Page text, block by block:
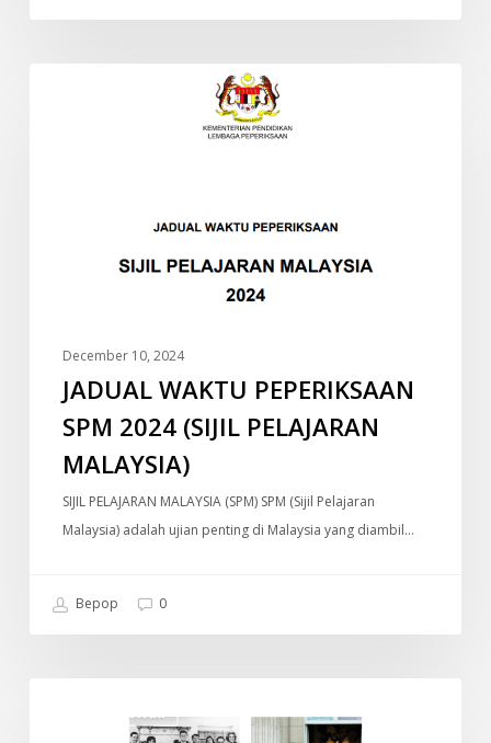
December 10, 2024
JADUAL WAKTU PEPERIKSAAN
SPM 2024 (SIJIL PELAJARAN
MALAYSIA)
SIJIL PELAJARAN MALAYSIA (SPM) SPM (Sijil Pelajaran
Malaysia) adalah ujian penting di Malaysia yang diambil…
Bepop 0
DOKUMENTARI